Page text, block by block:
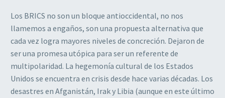
Los BRICS no son un bloque antioccidental, no nos
llamemos a engaños, son una propuesta alternativa que
cada vez logra mayores niveles de concreción. Dejaron de
ser una promesa utópica para ser un referente de
multipolaridad. La hegemonía cultural de los Estados
Unidos se encuentra en crisis desde hace varias décadas. Los
desastres en Afganistán, Irak y Libia (aunque en este último